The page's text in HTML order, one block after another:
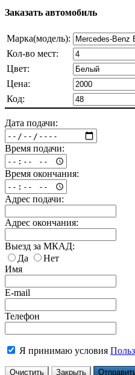
Заказать автомобиль
Марка(модель):
Кол-во мест:
Цвет:
Цена:
Код:
Дата подачи:
Время подачи:
Время окончания:
Адрес подачи:
Адрес окончания:
Выезд за МКАД:
Да
Нет
Имя
E-mail
Телефон
Я принимаю условия
Очистить Закрыть